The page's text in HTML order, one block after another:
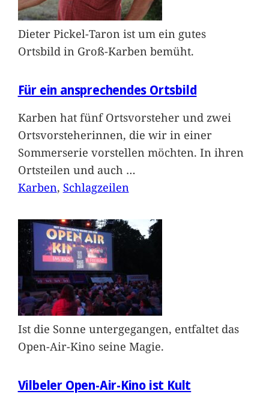
Dieter Pickel-Taron ist um ein gutes
Ortsbild in Groß-Karben bemüht.
Für ein ansprechendes Ortsbild
Karben hat fünf Ortsvorsteher und zwei
Ortsvorsteherinnen, die wir in einer
Sommerserie vorstellen möchten. In ihren
Ortsteilen und auch …
Karben, Schlagzeilen
Ist die Sonne untergegangen, entfaltet das
Open-Air-Kino seine Magie.
Vilbeler Open-Air-Kino ist Kult